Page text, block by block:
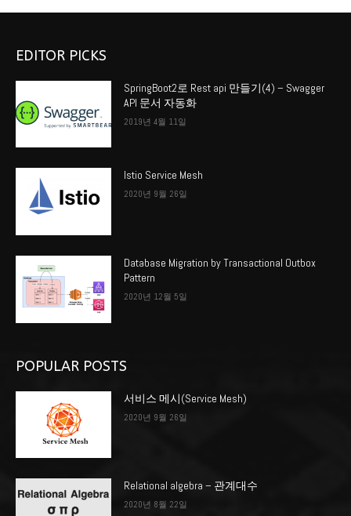
EDITOR PICKS
SpringBoot2로 Rest api 만들기(4) – Swagger
API 문서 자동화
2019년 4월 11일
Istio Service Mesh
2020년 9월 26일
Database Migration by Transactional Outbox
Pattern
2020년 12월 5일
POPULAR POSTS
서비스 메시(Service Mesh)
2020년 9월 26일
Relational algebra – 관계대수
2020년 8월 22일